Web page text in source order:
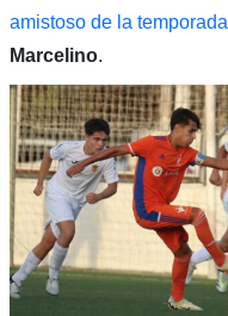
amistoso de la temporada
Marcelino.